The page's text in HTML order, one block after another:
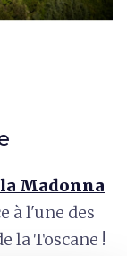
Madonna
à l'une des
la Toscane !